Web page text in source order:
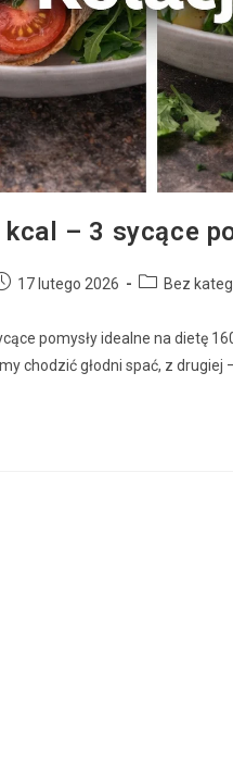
– 3 sycące
17 lutego 2026 Bez
pomysły idealne na dietę
chodzić głodni spać, z drugiej